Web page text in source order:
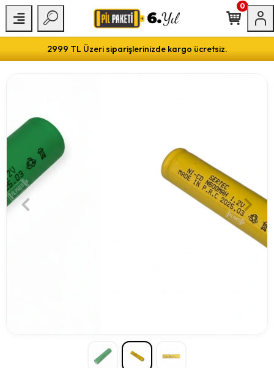
2999 TL Üzeri siparişlerinizde kargo ücretsiz.
0